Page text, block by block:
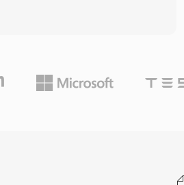
이점은 내장된 음성 활동 감지
구간에서의 전송을 줄여줍니